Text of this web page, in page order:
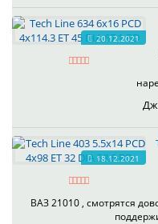
20.12.2021
18.12.2021
ВАЗ 21010 , смотрятся